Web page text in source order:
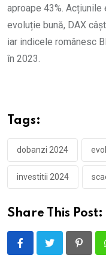
aproape 43%. Acțiunile
evoluție bună, DAX
iar indicele românesc
în 2023.
Tags:
dobanzi 2024
investitii 2024
Share This Post: